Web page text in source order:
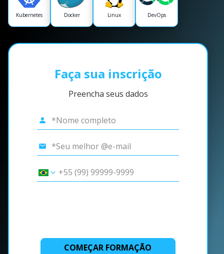
Kubernetes Docker Linux DevOps
Faça sua inscrição
Preencha seus dados
COMEÇAR FORMAÇÃO